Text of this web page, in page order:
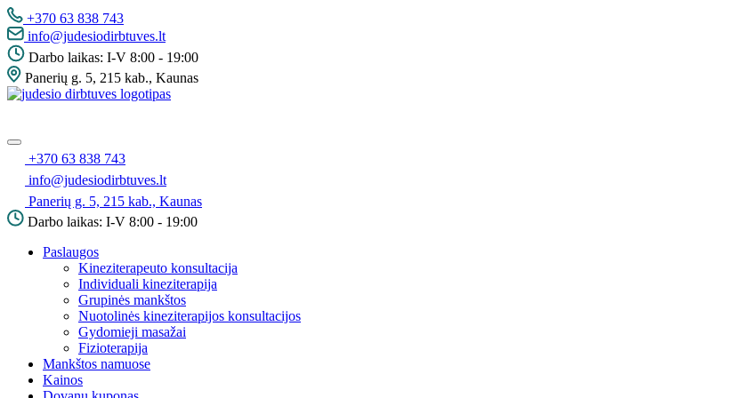
Pereiti
į
turinį
+370 63 838 743
info@judesiodirbtuves.lt
Darbo laikas: I-V 8:00 - 19:00
Panerių g. 5, 215 kab., Kaunas
Meniu
+370 63 838 743
info@judesiodirbtuves.lt
Panerių g. 5, 215 kab., Kaunas
Darbo laikas: I-V 8:00 - 19:00
Paslaugos
Kineziterapeuto konsultacija
Individuali kineziterapija
Grupinės mankštos
Nuotolinės kineziterapijos konsultacijos
Gydomieji masažai
Fizioterapija
Mankštos namuose
Kainos